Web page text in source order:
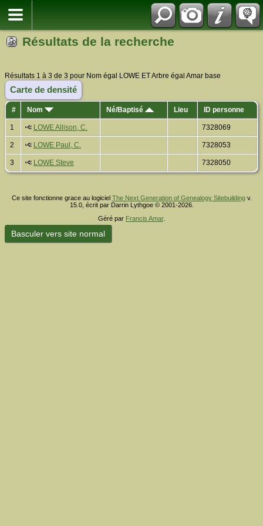
Résultats de la recherche
Résultats 1 à 3 de 3 pour Nom égal LOWE ET Arbre égal Amar base
Carte de densité
# Nom Né/Baptisé Lieu ID personne
1 LOWE Allison, C. 7328069
2 LOWE Paul, C. 7328053
3 LOWE Steve 7328050
Ce site fonctionne grace au logiciel The Next Generation of Genealogy Sitebuildingv.
15.0, écrit par Darrin Lythgoe © 2001-2026.
Géré par Francis Amar.
Basculer vers site normal